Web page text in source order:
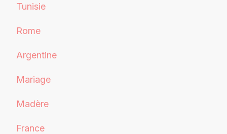
Tunisie
Rome
Argentine
Mariage
Madère
France